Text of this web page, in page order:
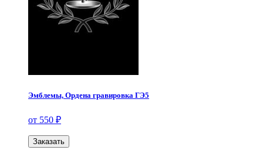
Эмблемы, Ордена гравировка ГЭ5
от 550 ₽
Заказать